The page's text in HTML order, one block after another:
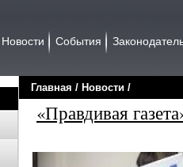
Новости События
Главная / Новости /
«Правдивая